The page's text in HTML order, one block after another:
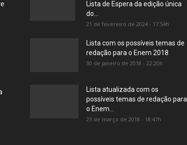
Lista de Espera da edição única
do...
21 de fevereiro de 2024 - 17:54h
Lista com os possíveis temas de
redação para o Enem 2018
30 de janeiro de 2018 - 22:20h
Lista atualizada com os
possíveis temas de redação para
o Enem...
23 de março de 2018 - 18:47h